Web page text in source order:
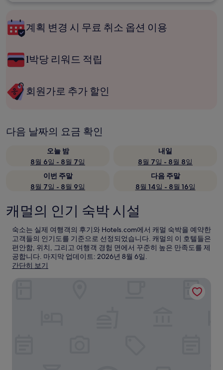
계획 변경 시 무료 취소 옵션 이용
1박당 리워드 적립
회원가로 추가 할인
다음 날짜의 요금 확인
오늘 밤
8월 6일 - 8월 7일
내일
8월 7일 - 8월 8일
이번 주말
8월 7일 - 8월 9일
다음 주말
8월 14일 - 8월 16일
캐멀의 인기 숙박 시설
숙소는 실제 여행객의 후기와 Hotels.com에서 캐멀 숙박을 예약한
고객들의 인기도를 기준으로 선정되었습니다. 캐멀의 이 호텔들은
편안함, 위치, 그리고 여행객 경험 면에서 꾸준히 높은 만족도를 제
공합니다. 마지막 업데이트: 2026년 8월 6일.
간단히 보기